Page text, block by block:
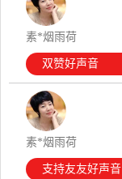
素*烟雨荷
双赞好声音
素*烟雨荷
支持友友好声音